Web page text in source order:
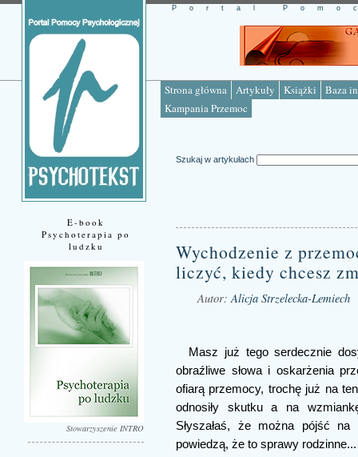
Strona główna Artykuły Książki
Baza
Kampania Przemoc
Portal
E-book
Psychoterapia po
ludzku
Stowarzyszenie INTRO
Szukaj w artykułach
Wychodzenie z
liczyć, kiedy chcesz
Autor: Alicja Strzelecka-Lemiech
Masz już tego serdecznie
obraźliwe słowa i oskarżenia
ofiarą przemocy, trochę już na
odnosiły skutku a na
Słyszałaś, że można pójść
powiedzą, że to sprawy rodzinne...